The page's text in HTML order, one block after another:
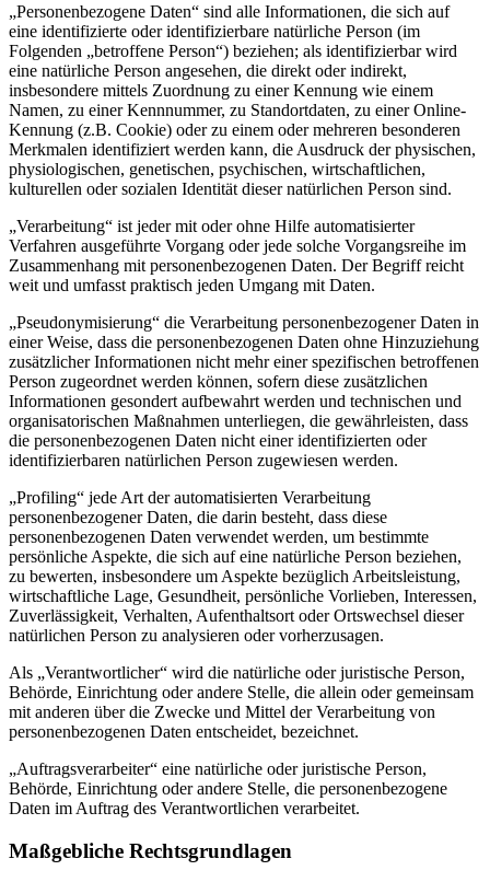
„Personenbezogene Daten“ sind alle Informationen, die sich auf
eine identifizierte oder identifizierbare natürliche Person (im
Folgenden „betroffene Person“) beziehen; als identifizierbar wird
eine natürliche Person angesehen, die direkt oder indirekt,
insbesondere mittels Zuordnung zu einer Kennung wie einem
Namen, zu einer Kennnummer, zu Standortdaten, zu einer Online-
Kennung (z.B. Cookie) oder zu einem oder mehreren besonderen
Merkmalen identifiziert werden kann, die Ausdruck der physischen,
physiologischen, genetischen, psychischen, wirtschaftlichen,
kulturellen oder sozialen Identität dieser natürlichen Person sind.
„Verarbeitung“ ist jeder mit oder ohne Hilfe automatisierter
Verfahren ausgeführte Vorgang oder jede solche Vorgangsreihe im
Zusammenhang mit personenbezogenen Daten. Der Begriff reicht
weit und umfasst praktisch jeden Umgang mit Daten.
„Pseudonymisierung“ die Verarbeitung personenbezogener Daten in
einer Weise, dass die personenbezogenen Daten ohne Hinzuziehung
zusätzlicher Informationen nicht mehr einer spezifischen betroffenen
Person zugeordnet werden können, sofern diese zusätzlichen
Informationen gesondert aufbewahrt werden und technischen und
organisatorischen Maßnahmen unterliegen, die gewährleisten, dass
die personenbezogenen Daten nicht einer identifizierten oder
identifizierbaren natürlichen Person zugewiesen werden.
„Profiling“ jede Art der automatisierten Verarbeitung
personenbezogener Daten, die darin besteht, dass diese
personenbezogenen Daten verwendet werden, um bestimmte
persönliche Aspekte, die sich auf eine natürliche Person beziehen,
zu bewerten, insbesondere um Aspekte bezüglich Arbeitsleistung,
wirtschaftliche Lage, Gesundheit, persönliche Vorlieben, Interessen,
Zuverlässigkeit, Verhalten, Aufenthaltsort oder Ortswechsel dieser
natürlichen Person zu analysieren oder vorherzusagen.
Als „Verantwortlicher“ wird die natürliche oder juristische Person,
Behörde, Einrichtung oder andere Stelle, die allein oder gemeinsam
mit anderen über die Zwecke und Mittel der Verarbeitung von
personenbezogenen Daten entscheidet, bezeichnet.
„Auftragsverarbeiter“ eine natürliche oder juristische Person,
Behörde, Einrichtung oder andere Stelle, die personenbezogene
Daten im Auftrag des Verantwortlichen verarbeitet.
Maßgebliche Rechtsgrundlagen